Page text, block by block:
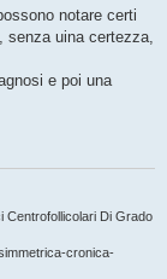
notare certi
senza uina certezza,
e poi una
Centrofollicolari Di Grado
cronica-